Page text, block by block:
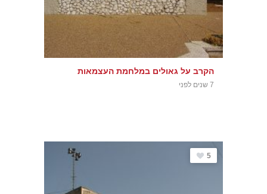
הקרב על גאולים במלחמת העצמאות
7 שנים לפני
5